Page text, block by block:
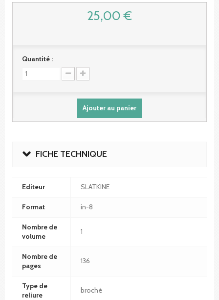
25,00 €
Quantité :
Ajouter au panier
FICHE TECHNIQUE
Editeur SLATKINE
Format in-8
Nombre de
volume
1
Nombre de
pages
136
Type de
reliure
broché